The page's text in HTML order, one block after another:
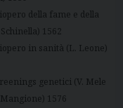
della fame e della
1562
in sanità (L. Leone)
genetici (V. Mele
Mangione) 1576